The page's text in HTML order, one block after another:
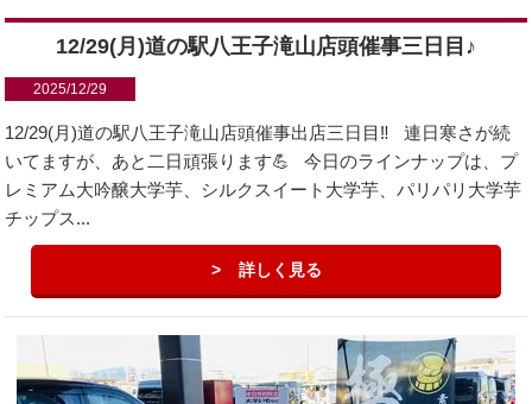
12/29(月)道の駅八王子滝山店頭催事三日目♪
2025/12/29
12/29(月)道の駅八王子滝山店頭催事出店三日目‼️ 連日寒さが続
いてますが、あと二日頑張ります💪 今日のラインナップは、プ
レミアム大吟醸大学芋、シルクスイート大学芋、パリパリ大学芋
チップス...
詳しく見る